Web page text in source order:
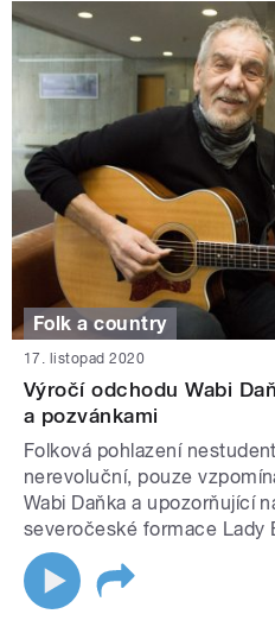
Folk a country
17. listopad 2020
Výročí odchodu Wabi
a pozvánkami
Folková pohlazení
nerevoluční, pouze
Wabi Daňka a upozorňující
severočeské formace Lady